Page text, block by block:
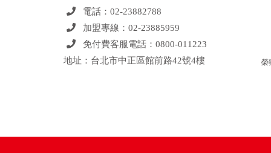
電話： 02-23882788
加盟專線： 02-23885959
免付費客服電話： 0800-011223
地址：台北市中正區館前路42號4樓
榮